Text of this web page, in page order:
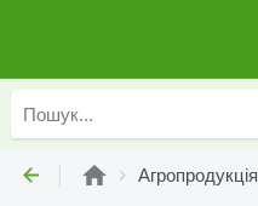
Агропродукція